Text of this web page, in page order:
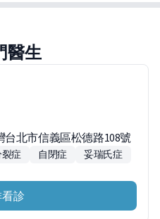
醫生
台北市信義區松德路108號
症 自閉症
妥瑞氏症
診